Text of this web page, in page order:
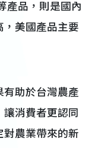
產品，則是國內
，美國產品主要
助於台灣農產
消費者更認同
對農業帶來的新